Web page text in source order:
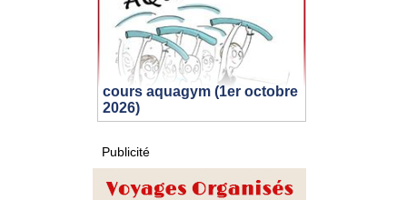
cours aquagym (1er octobre
2026)
Publicité